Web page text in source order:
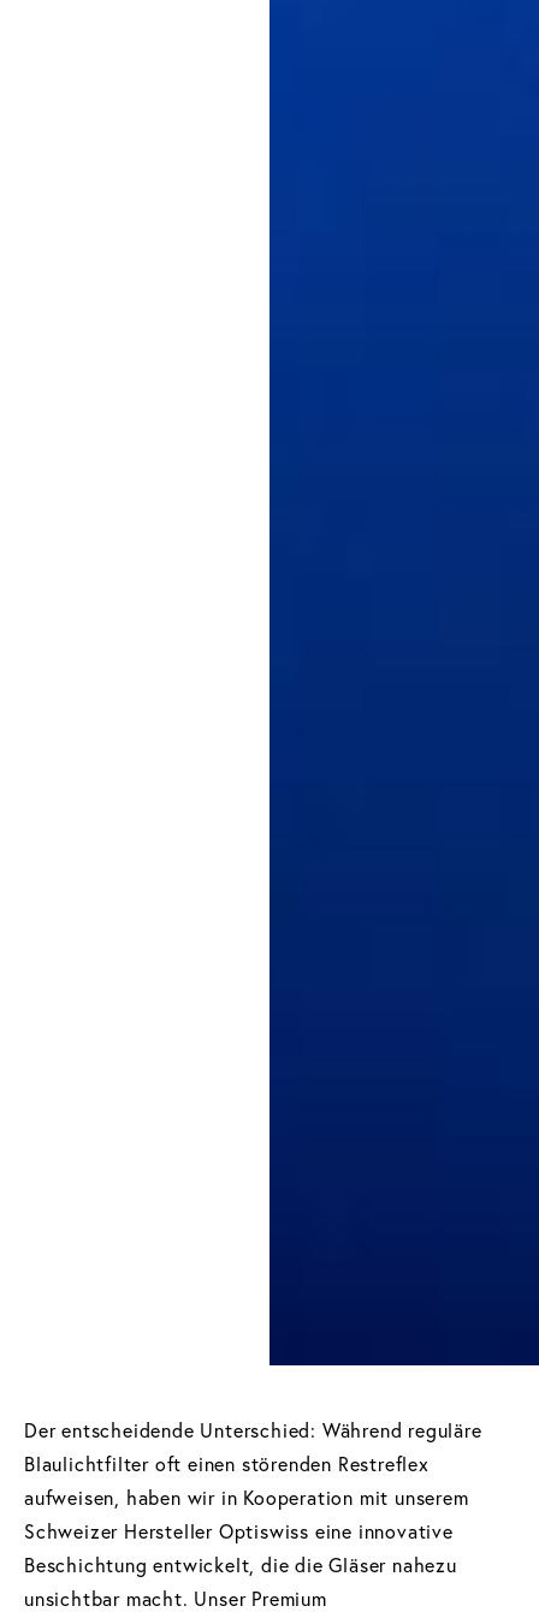
Der entscheidende Unterschied: Während reguläre
Blaulichtfilter oft einen störenden Restreflex
aufweisen, haben wir in Kooperation mit unserem
Schweizer Hersteller Optiswiss eine innovative
Beschichtung entwickelt, die die Gläser nahezu
unsichtbar macht. Unser Premium